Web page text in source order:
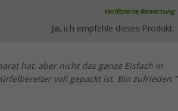
Verifizierte Bewertung
Ja, ich empfehle dieses Produkt.
hat, aber nicht das ganze Eisfach in
voll gepackt ist. Bin zufrieden."